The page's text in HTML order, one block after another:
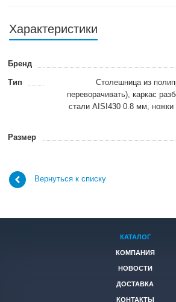
Характеристики
Бренд
Тип
Столешница из
переворачивать), каркас
стали AISI430 0.8 мм,
Размер
Вернуться к списку
КАТАЛОГ
КОМПАНИЯ
НОВОСТИ
ДОСТАВКА
КОНТАКТЫ